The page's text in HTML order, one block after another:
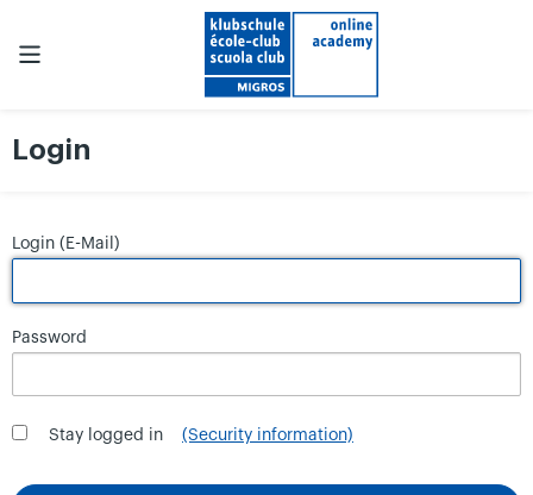
Login
Login (E-Mail)
Password
Stay logged in (Security information)